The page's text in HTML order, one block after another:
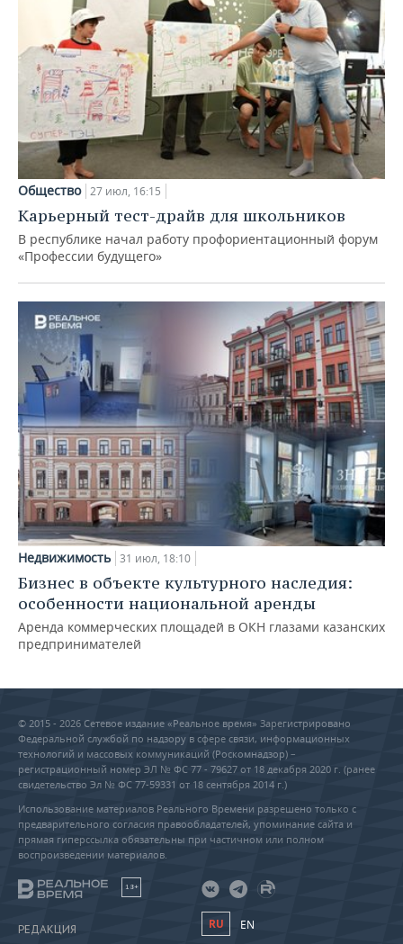
Общество 27 июл, 16:15
Карьерный тест-драйв для школьников
В республике начал работу профориентационный форум
«Профессии будущего»
Недвижимость 31 июл, 18:10
Бизнес в объекте культурного наследия:
особенности национальной аренды
Аренда коммерческих площадей в ОКН глазами казанских
предпринимателей
© 2015 - 2026 Сетевое издание «Реальное время» Зарегистрировано
Федеральной службой по надзору в сфере связи, информационных
технологий и массовых коммуникаций (Роскомнадзор) –
регистрационный номер ЭЛ № ФС 77 - 79627 от 18 декабря 2020 г. (ранее
свидетельство Эл № ФС 77-59331 от 18 сентября 2014 г.)
Использование материалов Реального Времени разрешено только с
предварительного согласия правообладателей, упоминание сайта и
прямая гиперссылка обязательны при частичном или полном
воспроизведении материалов.
18+
РЕДАКЦИЯ RU EN